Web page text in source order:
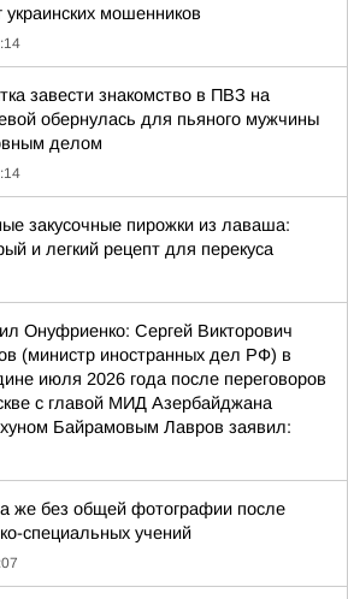
украинских мошенников
завести знакомство в ПВЗ на
обернулась для пьяного мужчины
делом
закусочные пирожки из лаваша:
и легкий рецепт для перекуса
Онуфриенко: Сергей Викторович
(министр иностранных дел РФ) в
июля 2026 года после переговоров
с главой МИД Азербайджана
Байрамовым Лавров заявил:
же без общей фотографии после
специальных учений